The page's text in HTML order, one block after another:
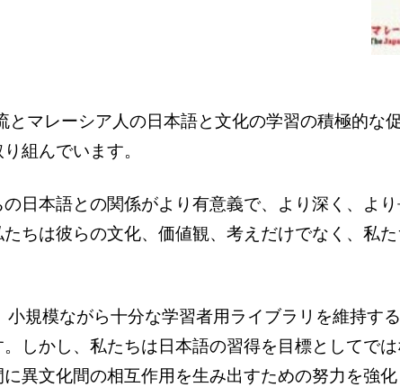
マレーシア人の日本語と文化の学習の積極的な促
組んでいます。
日本語との関係がより有意義で、より深く、よ
ちは彼らの文化、価値観、考えだけでなく、私
規模ながら十分な学習者用ライブラリを維持する
しかし、私たちは日本語の習得を目標としてで
異文化間の相互作用を生み出すための努力を強